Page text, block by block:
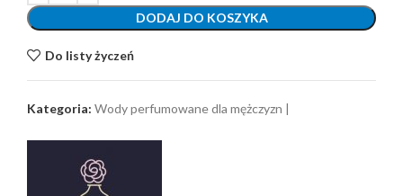
DODAJ DO KOSZYKA
Do listy życzeń
Kategoria: Wody perfumowane dla mężczyzn |